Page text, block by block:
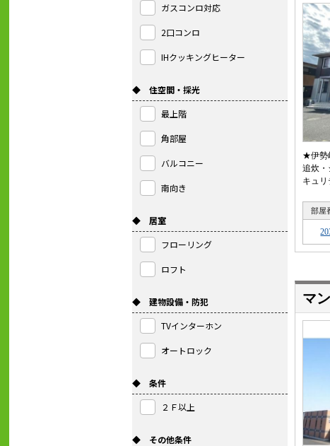
★伊勢
追炊・
キュ
部屋
マ
ガスコンロ対応
2口コンロ
IHクッキングヒーター
◆ 住空間・採光
最上階
角部屋
バルコニー
南向き
◆ 居室
フローリング
ロフト
◆ 建物設備・防犯
TVインターホン
オートロック
◆ 条件
２Ｆ以上
◆ その他条件